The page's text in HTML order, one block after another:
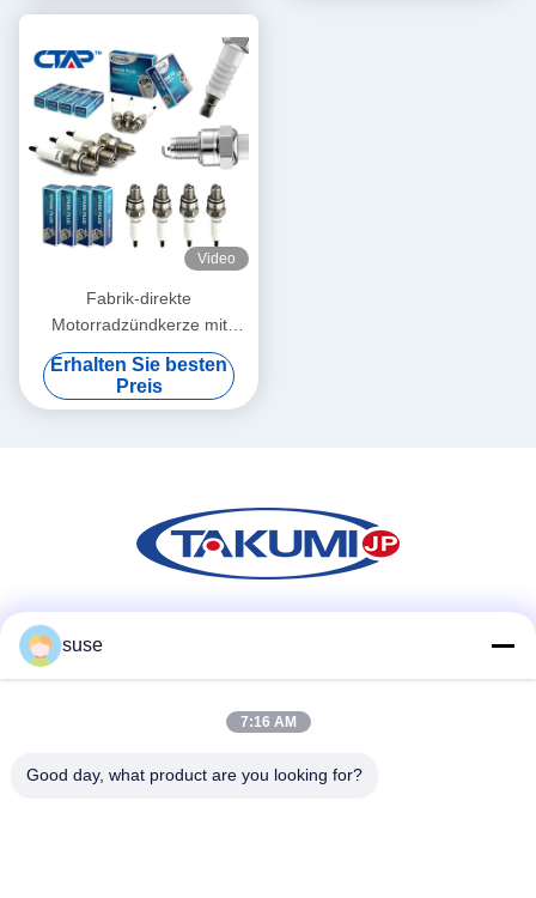
Video
Fabrik-direkte
Motorradzündkerze mit
M10*1 Gewinde 12,7 mm
Reichweite und 16 mm Hex
Erhalten Sie besten
Preis
suse
7:16 AM
Good day, what product are you looking for?